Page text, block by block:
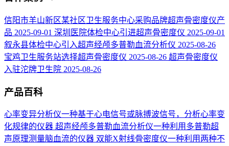
信阳市羊山新区某社区卫生服务中心采购品牌超声骨密度仪产
品 2025-09-01 深圳医院体检中心引进超声骨密度仪 2025-09-01
叙永县体检中心引入超声经颅多普勒血流分析仪 2025-08-26
宝鸡卫生服务站选择超声骨密度仪 2025-08-26 超声骨密度仪
入驻沱牌卫生院 2025-08-26
产品百科
心率变异分析仪一种基于心电信号或脉搏波信号，分析心率变
化规律的仪器 超声经颅多普勒血流分析仪一种利用多普勒超
声原理测量脑血流的仪器 双能X射线骨密度仪一种利用两种不